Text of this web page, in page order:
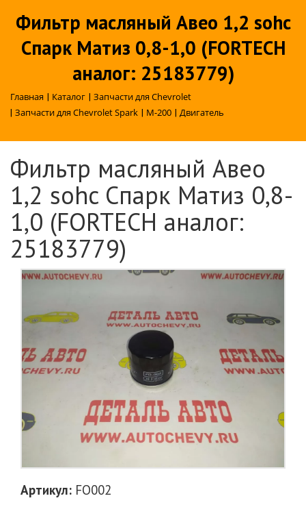
Фильтр масляный Авео 1,2 sohc
Спарк Матиз 0,8-1,0 (FORTECH
аналог: 25183779)
Главная | Каталог | Запчасти для Chevrolet
| Запчасти для Chevrolet Spark | M-200 | Двигатель
Фильтр масляный Авео
1,2 sohc Спарк Матиз 0,8-
1,0 (FORTECH аналог:
25183779)
Артикул: FO002